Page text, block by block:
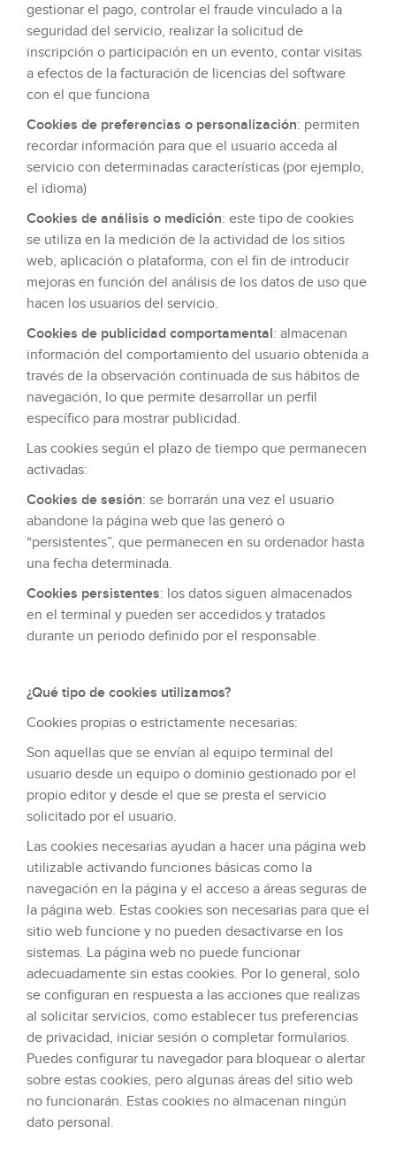
gestionar el pago, controlar el fraude vinculado a la
seguridad del servicio, realizar la solicitud de
inscripción o participación en un evento, contar visitas
a efectos de la facturación de licencias del software
con el que funciona
Cookies de preferencias o personalización: permiten
recordar información para que el usuario acceda al
servicio con determinadas características (por ejemplo,
el idioma)
Cookies de análisis o medición: este tipo de cookies
se utiliza en la medición de la actividad de los sitios
web, aplicación o plataforma, con el fin de introducir
mejoras en función del análisis de los datos de uso que
hacen los usuarios del servicio.
Cookies de publicidad comportamental: almacenan
información del comportamiento del usuario obtenida a
través de la observación continuada de sus hábitos de
navegación, lo que permite desarrollar un perfil
específico para mostrar publicidad.
Las cookies según el plazo de tiempo que permanecen
activadas:
Cookies de sesión: se borrarán una vez el usuario
abandone la página web que las generó o
“persistentes”, que permanecen en su ordenador hasta
una fecha determinada.
Cookies persistentes: los datos siguen almacenados
en el terminal y pueden ser accedidos y tratados
durante un periodo definido por el responsable.
¿Qué tipo de cookies utilizamos?
Cookies propias o estrictamente necesarias:
Son aquellas que se envían al equipo terminal del
usuario desde un equipo o dominio gestionado por el
propio editor y desde el que se presta el servicio
solicitado por el usuario.
Las cookies necesarias ayudan a hacer una página web
utilizable activando funciones básicas como la
navegación en la página y el acceso a áreas seguras de
la página web. Estas cookies son necesarias para que el
sitio web funcione y no pueden desactivarse en los
sistemas. La página web no puede funcionar
adecuadamente sin estas cookies. Por lo general, solo
se configuran en respuesta a las acciones que realizas
al solicitar servicios, como establecer tus preferencias
de privacidad, iniciar sesión o completar formularios.
Puedes configurar tu navegador para bloquear o alertar
sobre estas cookies, pero algunas áreas del sitio web
no funcionarán. Estas cookies no almacenan ningún
dato personal.